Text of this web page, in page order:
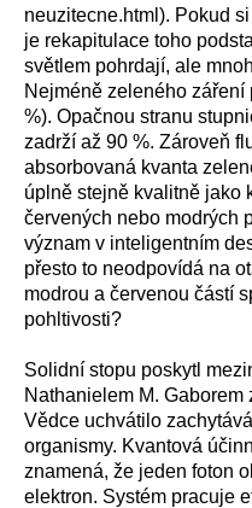
neuzitecne.html). Pokud
je rekapitulace toho
světlem pohrdají, ale
Nejméně zeleného
%). Opačnou stranu
zadrží až 90 %. Zároveň
absorbovaná kvanta
úplně stejně kvalitně jako
červených nebo modrých
význam v inteligentním
přesto to neodpovídá na
modrou a červenou částí
pohltivosti?
Solidní stopu poskytl
Nathanielem M.
Vědce uchvátilo
organismy. Kvantová
znamená, že jeden foton
elektron. Systém pracuje